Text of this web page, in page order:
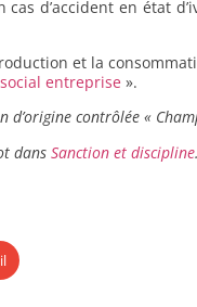
d’accident en état
et la
entreprise ».
contrôlée «
dans Sanction et discipline.